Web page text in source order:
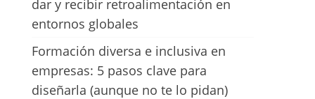
dar y recibir retroalimentación en
entornos globales
Formación diversa e inclusiva en
empresas: 5 pasos clave para
diseñarla (aunque no te lo pidan)